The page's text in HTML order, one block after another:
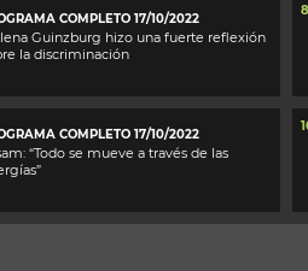
COMPLETO 17/10/2022
Guinzburg hizo una fuerte reflexión
la discriminación
COMPLETO 17/10/2022
“Todo se mueve a través de las